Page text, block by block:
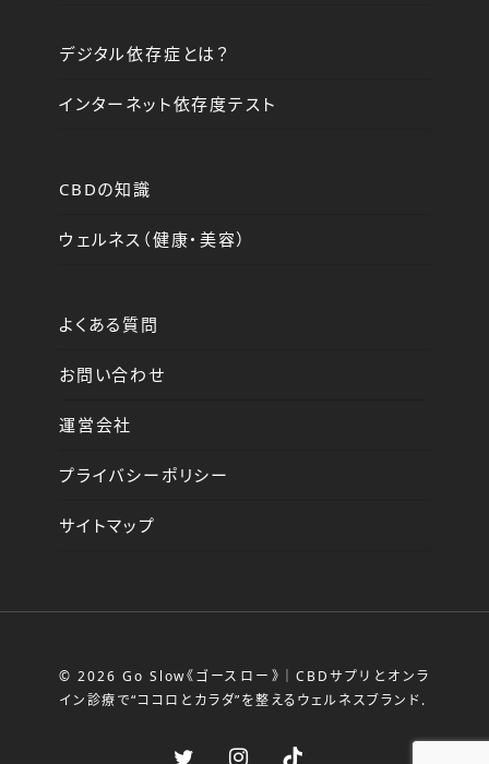
デジタル依存症とは？
インターネット依存度テスト
CBDの知識
ウェルネス（健康・美容）
よくある質問
お問い合わせ
運営会社
プライバシーポリシー
サイトマップ
© 2026 Go Slow《ゴースロー》｜CBDサプリとオンラ
イン診療で“ココロとカラダ”を整えるウェルネスブランド.
twitter instagram
tiktok